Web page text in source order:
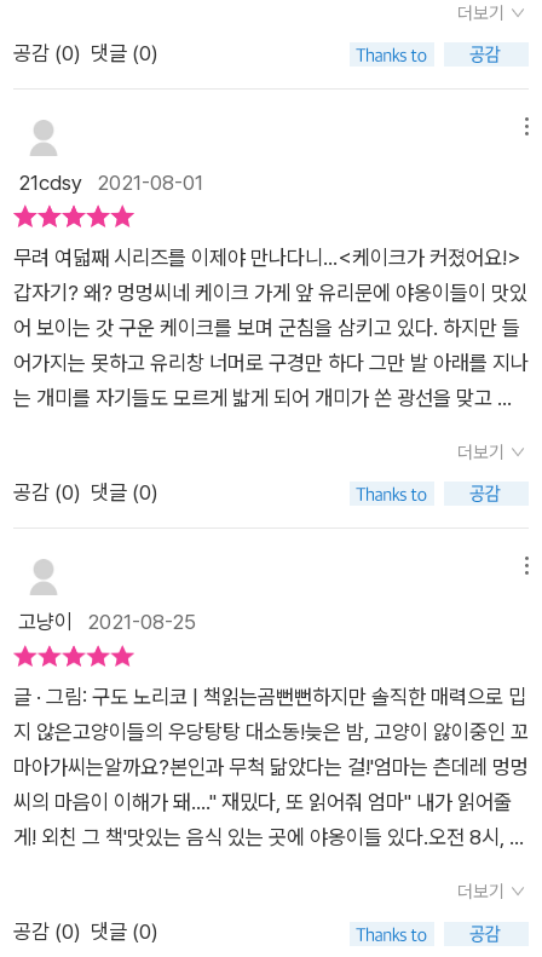
모습이 아니라 퉁퉁한 아저씨 같은 일상적인 모습의 고양이인데
그래서 더 익살스럽고 친근하게 느껴진다. 대부분의 아이들이 한
번쯤은 몸이 작아지는 상상, 다시 몸이 원래 크기로 돌아오는 상
상을 해본 적이 있을 것이다. 이 그림책은 케이크와 관련하여 고
여 이야기를 전개 시켜 나가는 것이 재미있었다. 먹고 싶은 케
모습을 닮았다. 아이들도 크고 작은 실수와 잘못을 하면서 옳고
그름을 배워나가는데 고양이들이 자기의 잘못을 인정하고 책임
을 지는 모습이 좋았다. 무엇보다도 이 책은 유쾌하고 재미있다.
나는 아이들에게 책은 무엇보다도 재미있어야 한다고 생각한다.
더군다나 아이들의 상상력을 자극하고 유쾌하게 전개되는 흥미
진진한 이야기라면 더욱 좋다. 고양이들이 뒷일은 생각하지
않고 케이크를 먹고 싶은 마음으로 일을 저지르는 것, 또 잘못을
속 상황들은 어린 아이들이 충분히 공감할 수 있는 내용이라 이야
기의 자연스러운 전개 속에서 아이들은 잘못에 대해 반성하고 책
임지는 모습도 배울 수 있을 것이다. 그림책을 읽는 재미와 감동,
개미의 생활 모습처럼 다른 생물의 생활 모습을 배우고 상상해 볼
수 있는, 그렇게 재미있게 그림책을 읽어나가면서 자신의 모습을
돌아보게 하는, 좋은 그림책이었다.
더보기
공감 (0) 댓글 (0)
21cdsy 2021-08-01
무려 여덟째 시리즈를 이제야 만나다니...<케이크가 커졌어요!>
갑자기? 왜? 멍멍씨네 케이크 가게 앞 유리문에 야옹이들이 맛있
어 보이는 갓 구운 케이크를 보며 군침을 삼키고 있다. 하지만 들
어가지는 못하고 유리창 너머로 구경만 하다 그만 발 아래를 지나
는 개미를 자기들도 모르게 밟게 되어 개미가 쏜 광선을 맞고 그
크를 멍멍씨에게 들키지 않고 자기 집으로 옮기는 것을 본 순간
함께 가게로 따라 들어가 실컷 몰래 먹고 배부르게 다 먹은 뒤 다
또 다시 수상한 고양이들의 침입으로 오해받고 공격을 받아 도망
간 방에는 여왕 개미의 아기들이 케이크를 맛있게 먹고 있는 걸
알고 그에 대한 보답으로 원래의 크기로 돌아갈 콩알을 받게 되어
과 벽이 날아가 버리고 케이크를 몰래 훔쳐먹은 것도 멍멍씨에게
들키는 바람에 아저씨의 제안으로 가게의 일을 도와주고 케이크
가게 직원인 마미의 생일파티도 함께 참석하게 된다. 개미들도 초
대하고..순수하고 개성넘치는 아기 고양이들의 작지만 있을 법한
이야기를 주제로 만들어졌고 단 것을 좋아하는 개미의 특성과 개
미들의 생활모습, 빵가게에서 하는 일들을 간단하지만 알아 볼 수
있는 그림책인것 같다.
더보기
공감 (0) 댓글 (0)
고냥이 2021-08-25
글 · 그림: 구도 노리코 | 책읽는곰뻔뻔하지만 솔직한 매력으로 밉
지 않은고양이들의 우당탕탕 대소동!늦은 밤, 고양이 앓이중인 꼬
마아가씨는알까요?본인과 무척 닮았다는 걸!'엄마는 츤데레 멍멍
씨의 마음이 이해가 돼....'' 재밌다, 또 읽어줘 엄마'' 내가 읽어줄
게! 외친 그 책'맛있는 음식 있는 곳에 야옹이들 있다.오전 8시, 부
있네요 : )빵집이 문여는 시간은 am10:00인데 말이죠' 엄마, 난
이 케이크가 좋아'끄덕끄덕!'엄마는 이것도! 저것도!한 개만 못고
더보기
공감 (0) 댓글 (0)